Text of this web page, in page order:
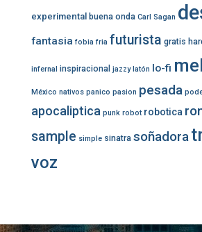
experimental buena onda Carl Sagan
fantasia fobia fria futurista gratis
infernal inspiracional jazzy latón lo-fi
México nativos panico pasion pesada
apocaliptica punk robot robotica
sample simple sinatra soñadora
voz